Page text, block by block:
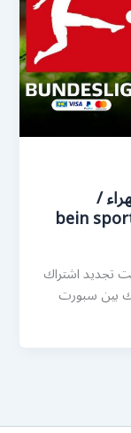
/
تجديد اشتراك
بين سبورت